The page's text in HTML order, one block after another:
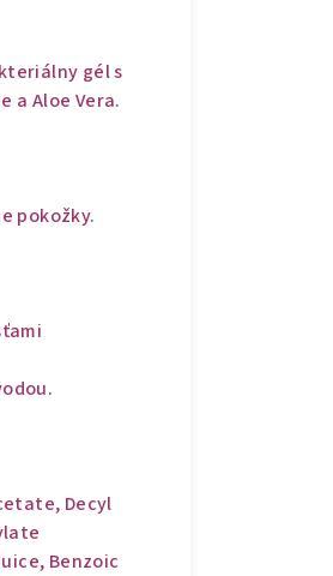
gél s
a Aloe Vera.
pokožky.
Decyl
Benzoic